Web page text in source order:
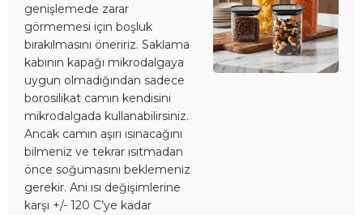
genişlemede zarar
görmemesi için boşluk
bırakılmasını öneririz. Saklama
kabının kapağı mikrodalgaya
uygun olmadığından sadece
borosilikat camın kendisini
mikrodalgada kullanabilirsiniz.
Ancak camın aşırı ısınacağını
bilmeniz ve tekrar ısıtmadan
önce soğumasını beklemeniz
gerekir. Ani ısı değişimlerine
karşı +/- 120 C’ye kadar